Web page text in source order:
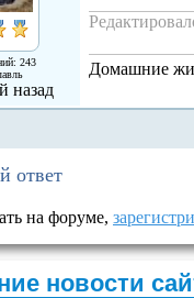
243
назад
Домашние
ответ
на форуме,
новости